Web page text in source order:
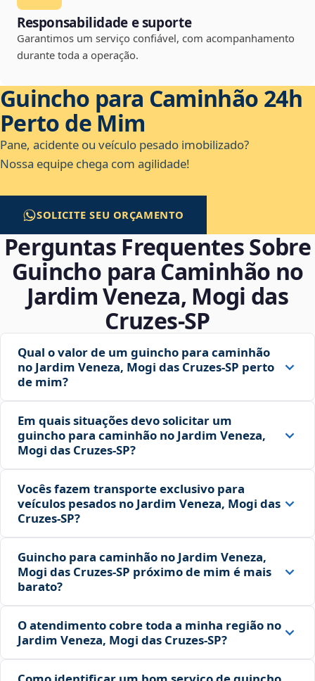
Responsabilidade e suporte
Garantimos um serviço confiável, com acompanhamento
durante toda a operação.
Guincho para Caminhão 24h
Perto de Mim
Pane, acidente ou veículo pesado imobilizado?
Nossa equipe chega com agilidade!
SOLICITE SEU ORÇAMENTO
Perguntas Frequentes Sobre
Guincho para Caminhão no
Jardim Veneza, Mogi das
Cruzes‑SP
Qual o valor de um guincho para caminhão
no Jardim Veneza, Mogi das Cruzes‑SP perto
de mim?
Em quais situações devo solicitar um
guincho para caminhão no Jardim Veneza,
Mogi das Cruzes‑SP?
Vocês fazem transporte exclusivo para
veículos pesados no Jardim Veneza, Mogi das
Cruzes‑SP?
Guincho para caminhão no Jardim Veneza,
Mogi das Cruzes‑SP próximo de mim é mais
barato?
O atendimento cobre toda a minha região no
Jardim Veneza, Mogi das Cruzes‑SP?